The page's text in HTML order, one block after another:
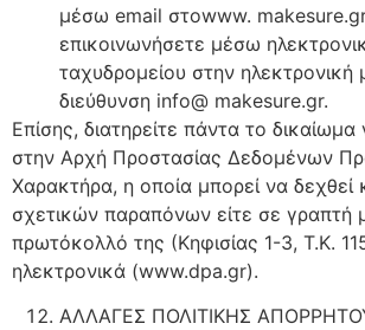
μέσω email στοwww.
επικοινωνήσετε μέσω
ταχυδρομείου στην ηλεκτρονική
διεύθυνση info@ makesure.gr.
Επίσης, διατηρείτε πάντα το
στην Αρχή Προστασίας Δεδομένων
Χαρακτήρα, η οποία μπορεί να δεχθεί
σχετικών παραπόνων είτε σε γραπτή
πρωτόκολλό της (Κηφισίας 1-3, Τ.Κ.
ηλεκτρονικά (www.dpa.gr).
ΑΛΛΑΓΕΣ ΠΟΛΙΤΙΚΗΣ